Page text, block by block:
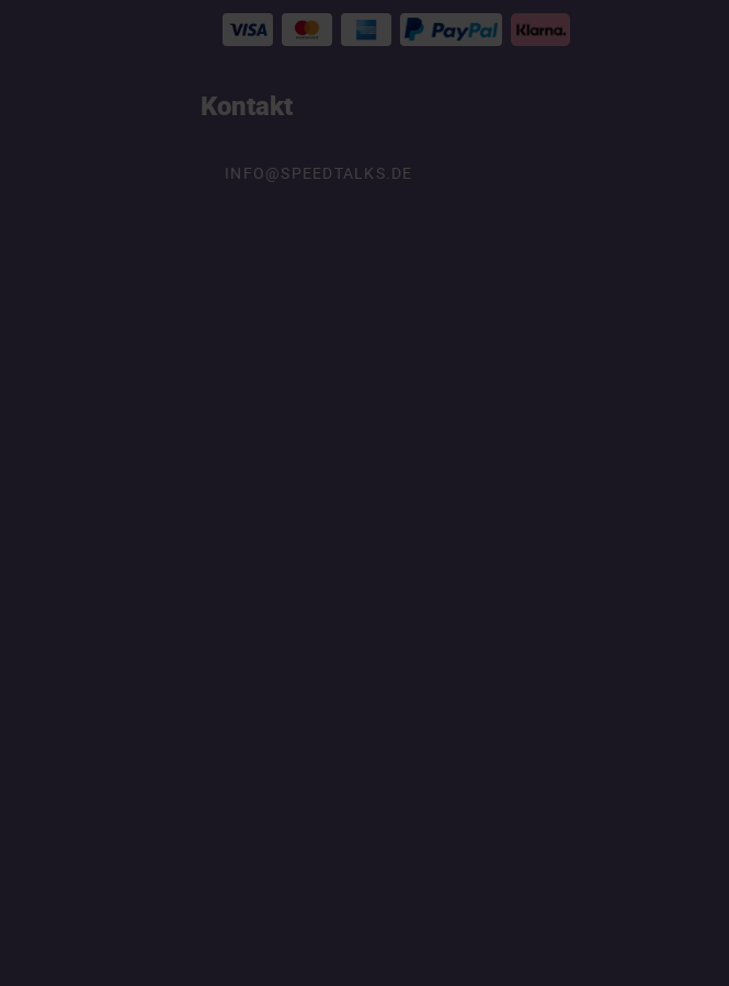
Kontakt
INFO@SPEEDTALKS.DE